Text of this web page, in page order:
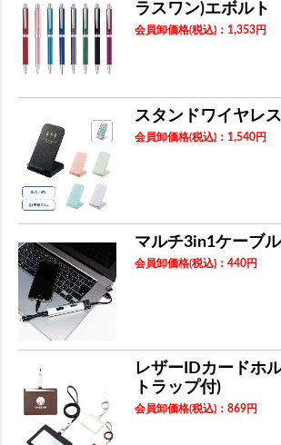
ラスワン)エボルト
会員卸価格(税込) ： 1,353円
スタンドワイヤレ
会員卸価格(税込) ： 1,540円
マルチ3in1ケーブル
会員卸価格(税込) ： 440円
レザーIDカードホ
トラップ付)
会員卸価格(税込) ： 869円